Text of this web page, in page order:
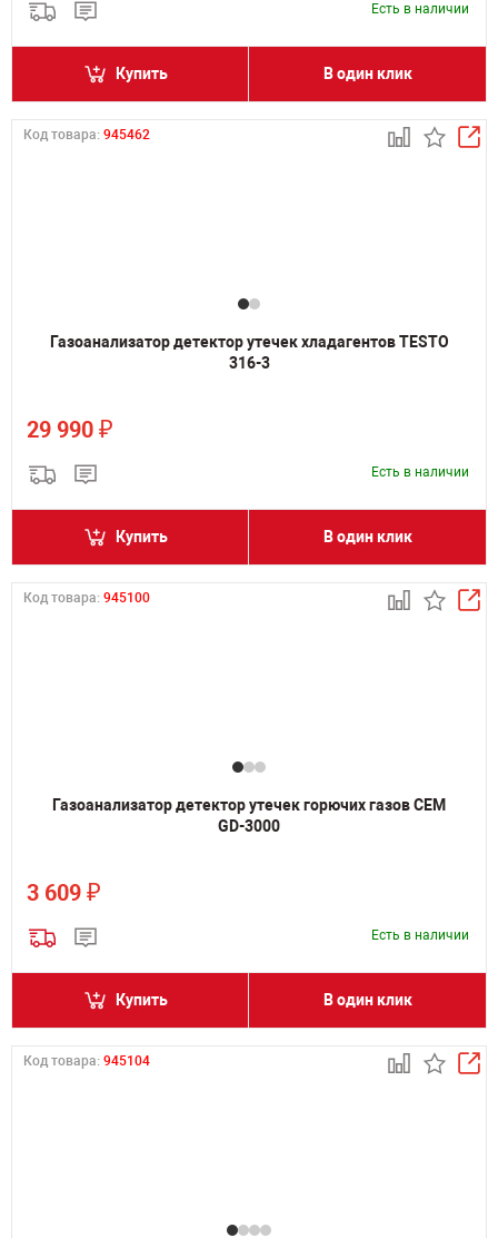
Есть в наличии
Купить В один клик
Код товара: 945462
Газоанализатор детектор утечек хладагентов TESTO
316-3
29 990 ₽
Есть в наличии
Купить В один клик
Код товара: 945100
Газоанализатор детектор утечек горючих газов CEM
GD-3000
3 609 ₽
Есть в наличии
Купить В один клик
Код товара: 945104